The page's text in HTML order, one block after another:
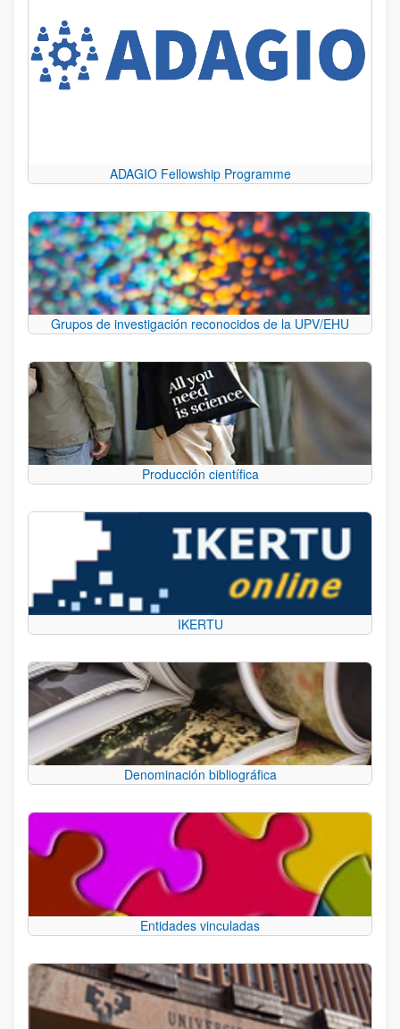
ADAGIO Fellowship Programme
Grupos de investigación reconocidos de la UPV/EHU
Producción científica
IKERTU
Denominación bibliográfica
Entidades vinculadas